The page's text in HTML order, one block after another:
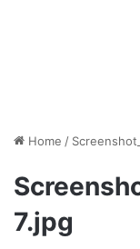
Home /
7.jpg